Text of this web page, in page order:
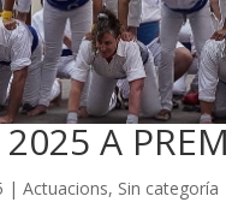
A
|Actuacions, Sin categoría